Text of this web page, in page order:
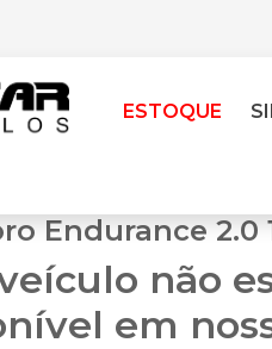
ESTOQUE
Endurance 2.0
não
em